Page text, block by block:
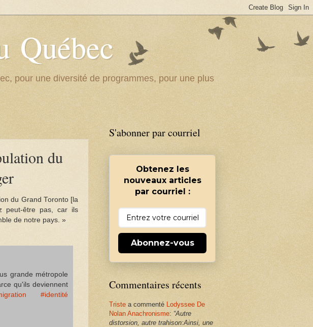
Québec
pour une diversité de programmes, pour une plus
du
du Grand Toronto [la
peut-être pas, car ils
de notre pays. »
grande métropole
qu'ils deviennent
#identité
S'abonner par courriel
Obtenez les
nouveaux articles
par courriel :
Abonnez-vous
Commentaires récents
Triste a commenté Lodyssee De
Nolan Anachronisme: “Autre
distorsion, autre trahison:Ainsi, une